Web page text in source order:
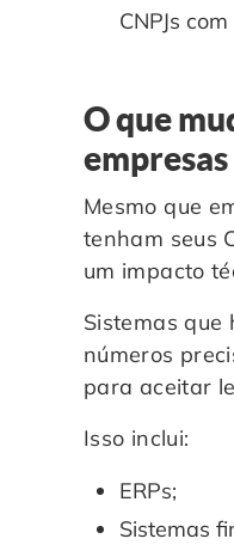
CNPJs
O que
Mesmo que
tenham seus
um impacto
Sistemas que
números
para aceitar
Isso inclui:
ERPs;
Sistemas